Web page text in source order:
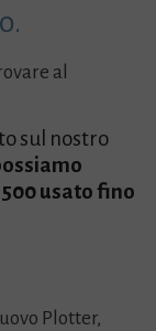
al
sul nostro
500 usato fino
Plotter,